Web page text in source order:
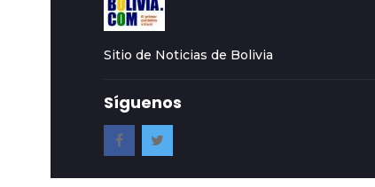
Sitio de Noticias de Bolivia
Síguenos